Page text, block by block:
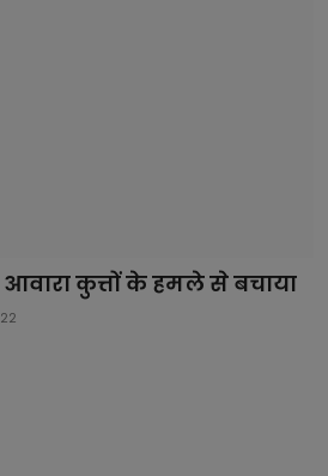
आवारा कुत्तों के हमले से बचाया